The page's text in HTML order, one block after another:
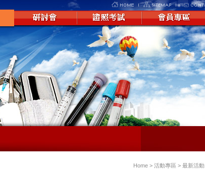
Home > 活動專區 > 最新活動